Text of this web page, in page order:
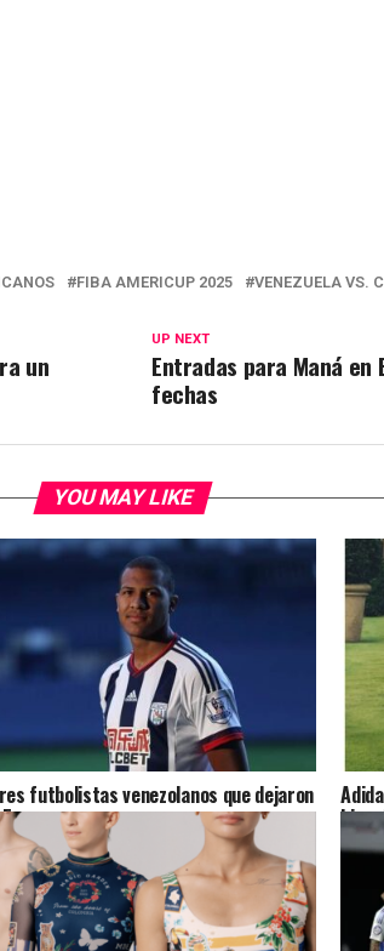
FIBA AMERICUP 2025 VENEZUELA VS.
UP NEXT
Entradas para Maná en
fechas
un
YOU MAY LIKE
futbolistas venezolanos que dejaron